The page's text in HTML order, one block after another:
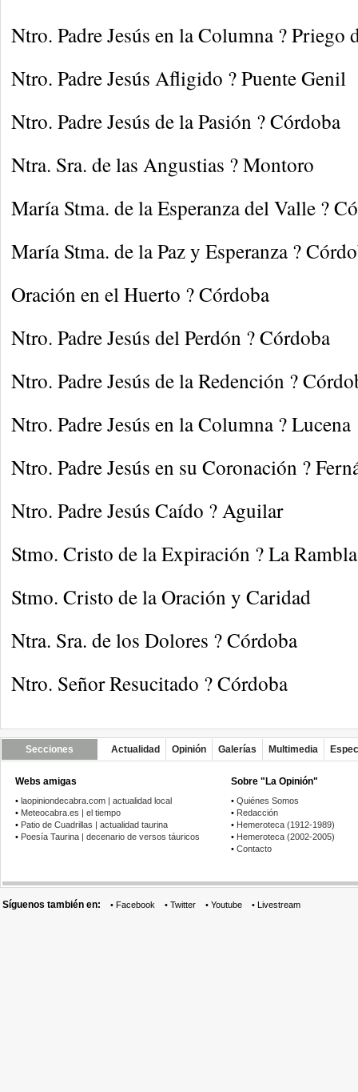
Ntro. Padre Jesús en la Columna ? Priego
Ntro. Padre Jesús Afligido ? Puente Genil
Ntro. Padre Jesús de la Pasión ? Córdoba
Ntra. Sra. de las Angustias ? Montoro
María Stma. de la Esperanza del Valle ?
María Stma. de la Paz y Esperanza ?
Oración en el Huerto ? Córdoba
Ntro. Padre Jesús del Perdón ? Córdoba
Ntro. Padre Jesús de la Redención ?
Ntro. Padre Jesús en la Columna ? Lucena
Ntro. Padre Jesús en su Coronación ?
Ntro. Padre Jesús Caído ? Aguilar
Stmo. Cristo de la Expiración ? La Rambla
Stmo. Cristo de la Oración y Caridad
Ntra. Sra. de los Dolores ? Córdoba
Ntro. Señor Resucitado ? Córdoba
Secciones Actualidad Opinión Galerías Multimedia
Webs amigas
• laopiniondecabra.com | actualidad local
• Meteocabra.es | el tiempo
• Patio de Cuadrillas | actualidad taurina
• Poesía Taurina | decenario de versos táuricos
Sobre "La Opinión"
• Quiénes Somos
• Redacción
• Hemeroteca (1912-1989)
• Hemeroteca (2002-2005)
• Contacto
Síguenos también en: • Facebook • Twitter • Youtube • Livestream